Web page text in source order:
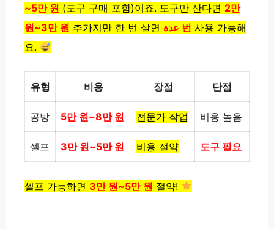
~5만 원 (도구 구매 포함)이죠. 도구만 산다면 2만
원~3만 원 추가지만 한 번 살면 عدة 번 사용 가능해
요.
유형 비용 장점 단점
공방 5만 원~8만 원 전문가 작업 비용 높음
셀프 3만 원~5만 원 비용 절약 도구 필요
셀프 가능하면 3만 원~5만 원 절약!